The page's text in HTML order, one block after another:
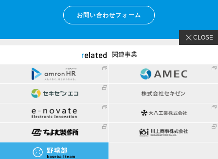
CLOSE
related 関連事業
お問い合わせフォーム
〒760-0060 香川県高松市末広町7-21
（受付時間 平日 9:00～17:30）